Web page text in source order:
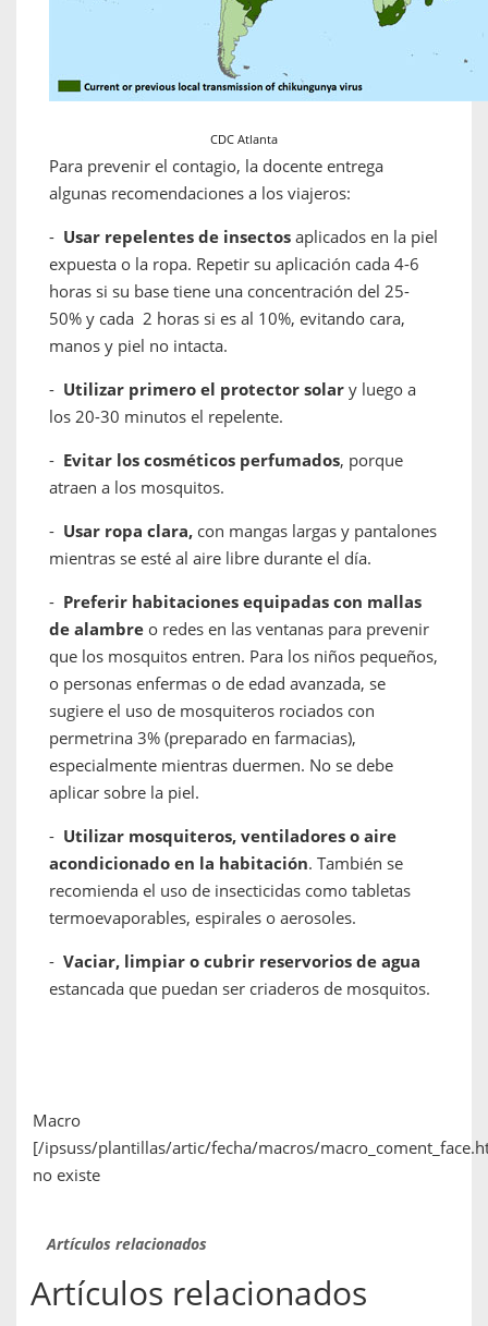
CDC Atlanta
Para prevenir el contagio, la docente entrega
algunas recomendaciones a los viajeros:
- Usar repelentes de insectos aplicados en la piel
expuesta o la ropa. Repetir su aplicación cada 4-6
horas si su base tiene una concentración del 25-
50% y cada 2 horas si es al 10%, evitando cara,
manos y piel no intacta.
- Utilizar primero el protector solar y luego a
los 20-30 minutos el repelente.
- Evitar los cosméticos perfumados, porque
atraen a los mosquitos.
- Usar ropa clara, con mangas largas y pantalones
mientras se esté al aire libre durante el día.
- Preferir habitaciones equipadas con mallas
de alambre o redes en las ventanas para prevenir
que los mosquitos entren. Para los niños pequeños,
o personas enfermas o de edad avanzada, se
sugiere el uso de mosquiteros rociados con
permetrina 3% (preparado en farmacias),
especialmente mientras duermen. No se debe
aplicar sobre la piel.
- Utilizar mosquiteros, ventiladores o aire
acondicionado en la habitación. También se
recomienda el uso de insecticidas como tabletas
termoevaporables, espirales o aerosoles.
- Vaciar, limpiar o cubrir reservorios de agua
estancada que puedan ser criaderos de mosquitos.
Macro
[/ipsuss/plantillas/artic/fecha/macros/
no existe
Artículos relacionados
Artículos relacionados